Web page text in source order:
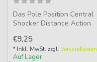
Das Pole Position Central
Shocker Distance Action
fischsiche...
€9,25
* Inkl. MwSt. zzgl. Versandkosten
Auf Lager